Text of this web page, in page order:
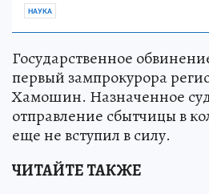
НАУКА
Государственное
первый зампрокурора
Хамошин. Назначенное
отправление сбытчицы в
еще не вступил в силу.
ЧИТАЙТЕ ТАКЖЕ